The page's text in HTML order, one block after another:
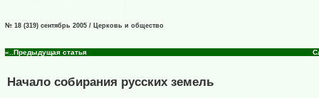
№ 18 (319) сентябрь 2005 / Церковь и общество
«..Предыдущая статья
Начало собирания русских земель